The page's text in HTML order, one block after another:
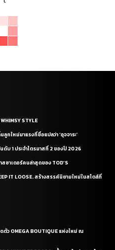
STYLE
กใหม่มาแรงที่ชื่อแปลว่า ‘อุจจาระ’
บ 1 ประจำไตรมาสที่ 2 ของปี 2026
ซาเดอร์คนล่าสุดของ TOD’S
IT LOOSE. สร้างสรรค์นิยามใหม่ในสไตล์ที่
ว OMEGA BOUTIQUE แห่งใหม่ ณ